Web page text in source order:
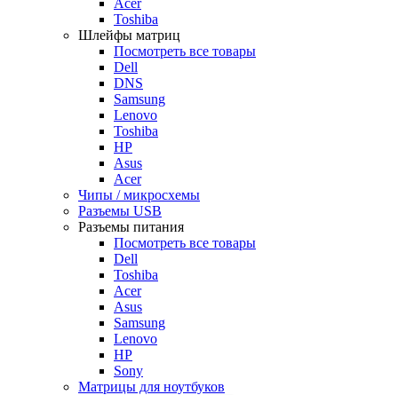
Acer
Toshiba
Шлейфы матриц
Посмотреть все товары
Dell
DNS
Samsung
Lenovo
Toshiba
HP
Asus
Acer
Чипы / микросхемы
Разъемы USB
Разъемы питания
Посмотреть все товары
Dell
Toshiba
Acer
Asus
Samsung
Lenovo
HP
Sony
Матрицы для ноутбуков